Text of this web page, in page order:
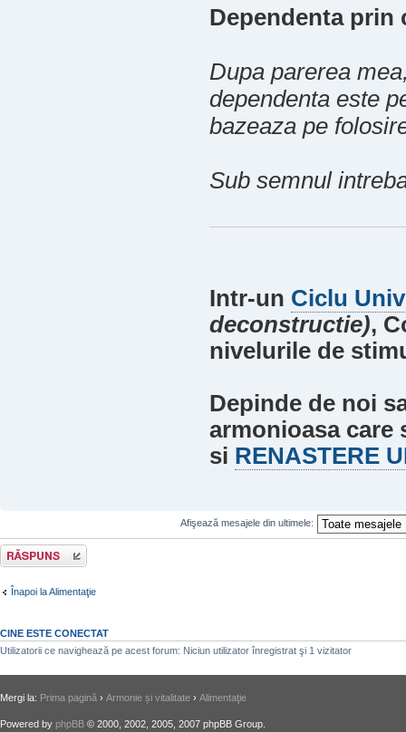
Dependenta prin
Dupa parerea
dependenta este
bazeaza pe
Sub semnul
Intr-un Ciclu
deconstructie),
nivelurile de
Depinde de noi
armonioasa care
si RENASTERE
Afişează mesajele din ultimele:
Răspunde
Înapoi la Alimentaţie
CINE ESTE CONECTAT
Utilizatorii ce navighează pe acest forum: Niciun utilizator înregistrat şi 1 vizitator
Mergi la: Prima pagină › Armonie și vitalitate › Alimentaţie
Powered by phpBB © 2000, 2002, 2005, 2007 phpBB Group.